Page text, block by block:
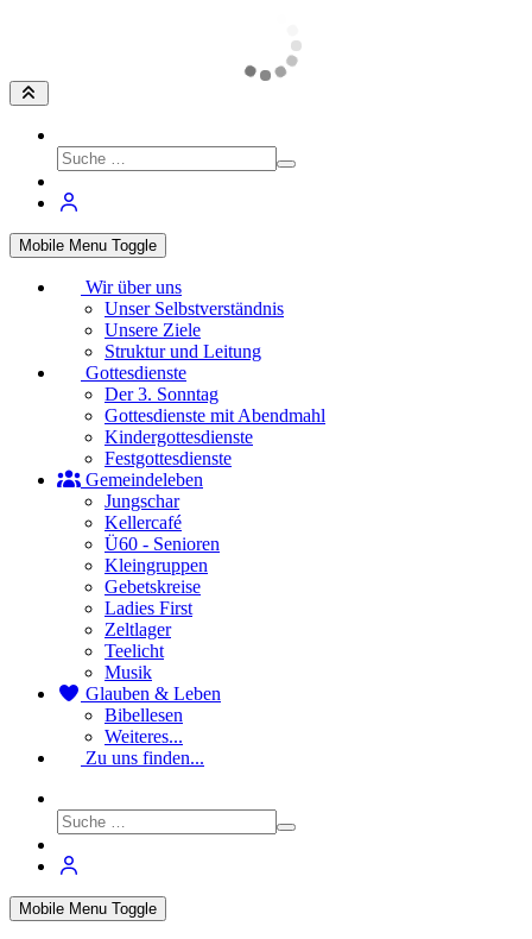
Mobile Menu Toggle
Wir über uns
Unser Selbstverständnis
Unsere Ziele
Struktur und Leitung
Gottesdienste
Der 3. Sonntag
Gottesdienste mit Abendmahl
Kindergottesdienste
Festgottesdienste
Gemeindeleben
Jungschar
Kellercafé
Ü60 - Senioren
Kleingruppen
Gebetskreise
Ladies First
Zeltlager
Teelicht
Musik
Glauben & Leben
Bibellesen
Weiteres...
Zu uns finden...
Mobile Menu Toggle